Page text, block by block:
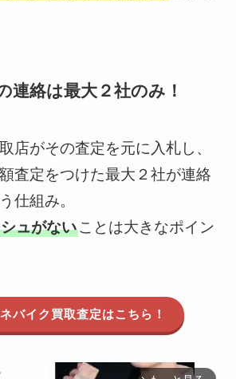
絡は最大２社のみ！
店がその査定を元に入札し、
査定をつけた最大２社が連絡
仕組み。
ュがないことは大きなポイン
バイク買取査定はこちら！